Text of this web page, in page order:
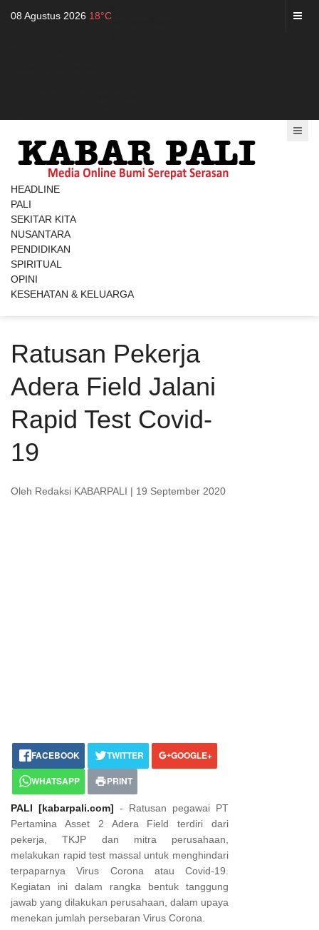
08 Agustus 2026 18°C
HEADLINE
PALI
SEKITAR KITA
NUSANTARA
PENDIDIKAN
SPIRITUAL
OPINI
KESEHATAN & KELUARGA
Ratusan Pekerja
Adera Field Jalani
Rapid Test Covid-
19
Oleh Redaksi KABARPALI | 19 September 2020
FACEBOOK TWITTER
GOOGLE+
WHATSAPP
PRINT
PALI [kabarpali.com] - Ratusan pegawai PT
Pertamina Asset 2 Adera Field terdiri dari
pekerja, TKJP dan mitra perusahaan,
melakukan rapid test massal untuk menghindari
terpaparnya Virus Corona atau Covid-19.
Kegiatan ini dalam rangka bentuk tanggung
jawab yang dilakukan perusahaan, dalam upaya
menekan jumlah persebaran Virus Corona.